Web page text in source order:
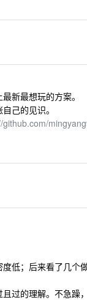
新最想玩的方案。
己的见识。
github.com/
低；后来看了几个
过的理解。不急躁